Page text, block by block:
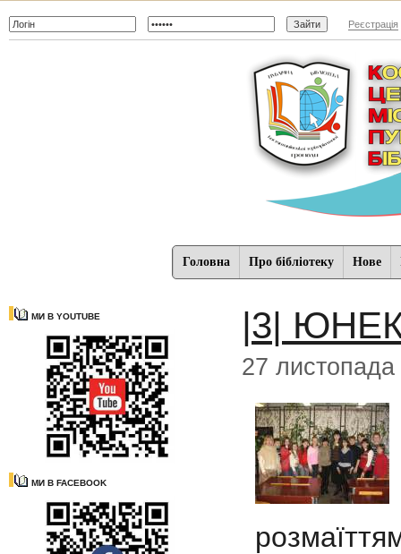
Реєстрація
Головна Про бібліотеку Нове
МИ В YOUTUBE
МИ В FACEBOOK
|3|
27